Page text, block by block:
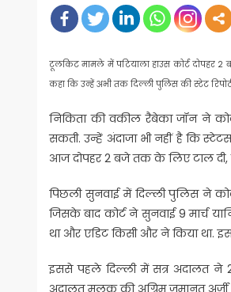
टूलकिट मामले में पटियाला हाउस कोर्ट दोपहर
कहा कि उन्हें अभी तक दिल्ली पुलिस की स्टेट
निकिता की वकील रैबेका जॉन ने
सकती. उन्हें अंदाजा भी नहीं है कि
आज दोपहर 2 बजे तक के लिए टाल दी,
पिछली सुनवाई में दिल्ली पुलिस ने
जिसके बाद कोर्ट ने सुनवाई 9 मार्च
था और एडिट किसी और ने किया था.
इससे पहले दिल्ली में सत्र अदालत ने